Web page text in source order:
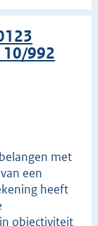
10/992
met
een
heeft
objectiviteit